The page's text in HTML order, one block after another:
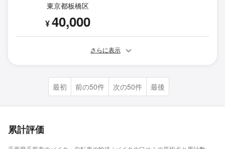
東京都板橋区
¥40,000
さらに表示
最初 前の50件 次の50件 最後
累計評価